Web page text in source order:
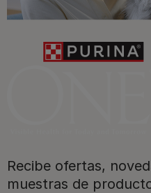
¡No te lo pierdas,
Recibe ofertas,
muestras de